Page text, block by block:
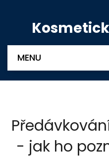
MENU
- jak ho